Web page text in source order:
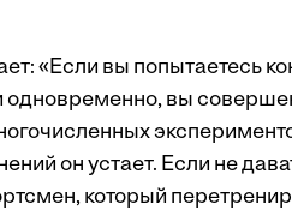
«Если вы попытаетесь
одновременно, вы
он устает. Если не
который